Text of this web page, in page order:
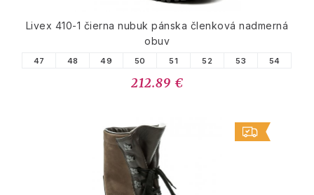
Livex 410-1 čierna nubuk pánska členková nadmerná
obuv
47 48 49 50 51 52 53 54
212.89 €